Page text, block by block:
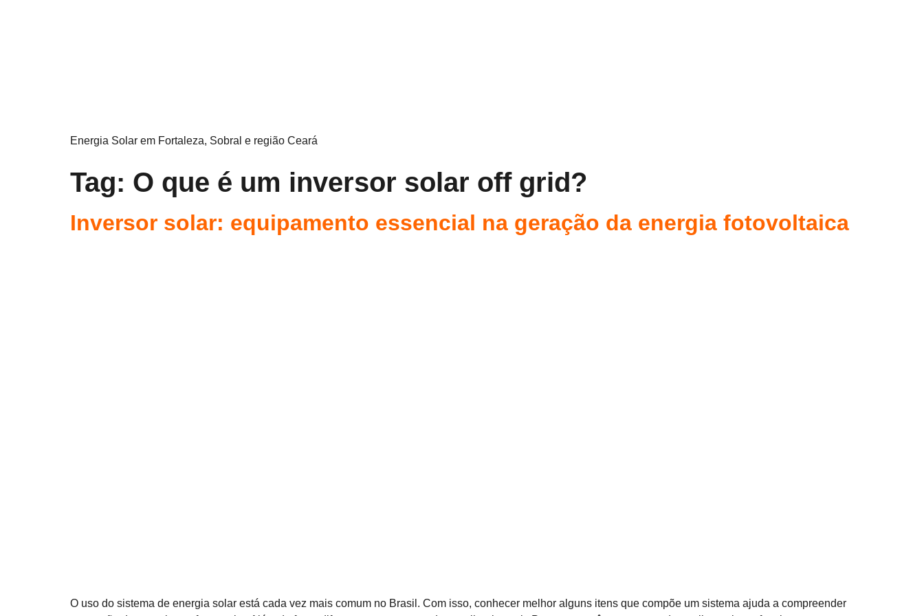
Energia Solar em Fortaleza, Sobral e região Ceará
Tag: O que é um inversor solar off grid?
Inversor solar: equipamento essencial na geração da energia fotovoltaica
O uso do sistema de energia solar está cada vez mais comum no Brasil. Com isso, conhecer melhor alguns itens que compõe um sistema ajuda a compreender